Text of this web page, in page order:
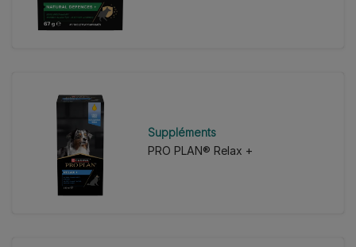
Suppléments
PRO PLAN® Relax +